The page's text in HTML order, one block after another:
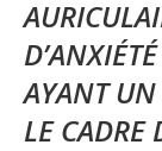
AYANT
LE CADRE